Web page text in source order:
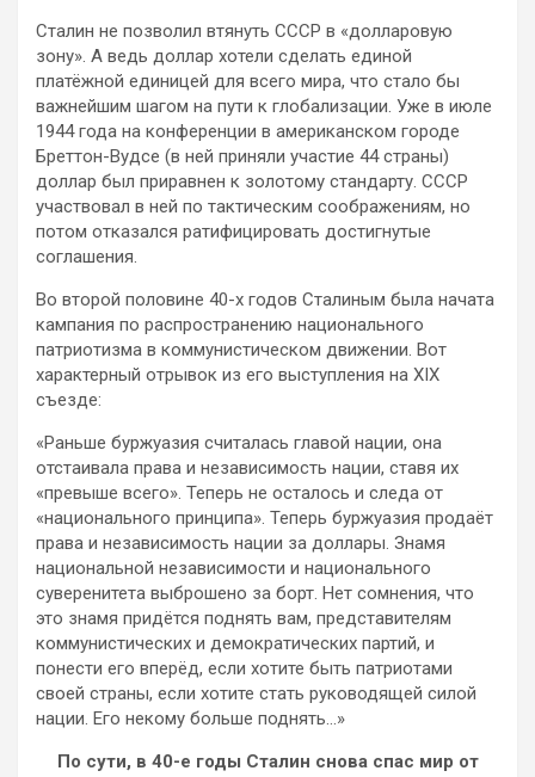
Сталин не позволил втянуть СССР в «долларовую
зону». А ведь доллар хотели сделать единой
платёжной единицей для всего мира, что стало бы
важнейшим шагом на пути к глобализации. Уже в июле
1944 года на конференции в американском городе
Бреттон-Вудсе (в ней приняли участие 44 страны)
доллар был приравнен к золотому стандарту. СССР
участвовал в ней по тактическим соображениям, но
потом отказался ратифицировать достигнутые
соглашения.
Во второй половине 40-х годов Сталиным была начата
кампания по распространению национального
патриотизма в коммунистическом движении. Вот
характерный отрывок из его выступления на XIX
съезде:
«Раньше буржуазия считалась главой нации, она
отстаивала права и независимость нации, ставя их
«превыше всего». Теперь не осталось и следа от
«национального принципа». Теперь буржуазия продаёт
права и независимость нации за доллары. Знамя
национальной независимости и национального
суверенитета выброшено за борт. Нет сомнения, что
это знамя придётся поднять вам, представителям
коммунистических и демократических партий, и
понести его вперёд, если хотите быть патриотами
своей страны, если хотите стать руководящей силой
нации. Его некому больше поднять…»
По сути, в 40-е годы Сталин снова спас мир от